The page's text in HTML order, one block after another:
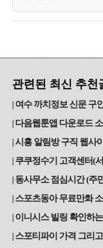
관련된 최신 추천
여수 까치정보 신문 구
다음웹툰앱 다운로드
시흥 알림방 구직 웹사
쿠쿠정수기 고객센터(
동사무소 점심시간 (주
스포츠동아 무료만화
이니시스 빌링 확인하
스포티파이 가격 그리